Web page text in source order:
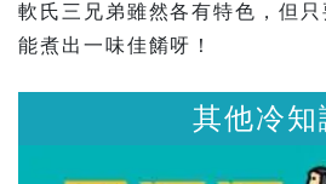
軟氏三兄弟雖然各有特色，但
能煮出一味佳餚呀！
其他